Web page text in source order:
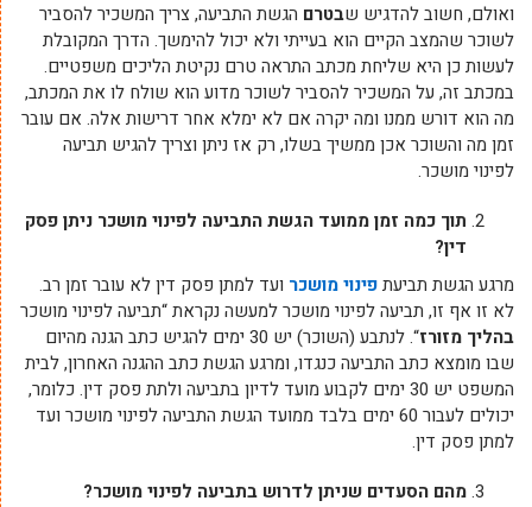
ואולם, חשוב להדגיש שבטרם הגשת התביעה, צריך המשכיר להסביר
לשוכר שהמצב הקיים הוא בעייתי ולא יכול להימשך. הדרך המקובלת
לעשות כן היא שליחת מכתב התראה טרם נקיטת הליכים משפטיים.
במכתב זה, על המשכיר להסביר לשוכר מדוע הוא שולח לו את המכתב,
מה הוא דורש ממנו ומה יקרה אם לא ימלא אחר דרישות אלה. אם עובר
זמן מה והשוכר אכן ממשיך בשלו, רק אז ניתן וצריך להגיש תביעה
לפינוי מושכר.
תוך כמה זמן ממועד הגשת התביעה לפינוי מושכר ניתן פסק
דין?
מרגע הגשת תביעתפינוי מושכר ועד למתן פסק דין לא עובר זמן רב.
לא זו אף זו, תביעה לפינוי מושכר למעשה נקראת “תביעה לפינוי מושכר
בהליך מזורז
“. לנתבע (השוכר) יש 30 ימים להגיש כתב הגנה מהיום
שבו מומצא כתב התביעה כנגדו, ומרגע הגשת כתב ההגנה האחרון, לבית
המשפט יש 30 ימים לקבוע מועד לדיון בתביעה ולתת פסק דין. כלומר,
יכולים לעבור 60 ימים בלבד ממועד הגשת התביעה לפינוי מושכר ועד
למתן פסק דין.
מהם הסעדים שניתן לדרוש בתביעה לפינוי מושכר?